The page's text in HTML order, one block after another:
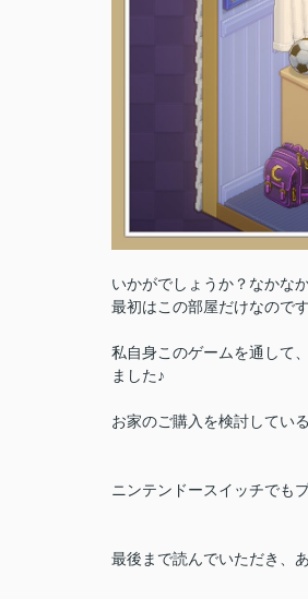
いかがでしょうか？なかな
最初はこの部屋だけなので
私自身このゲームを通して
ました♪
お家のご購入を検討してい
ニンテンドースイッチでも
最後まで読んでいただき、